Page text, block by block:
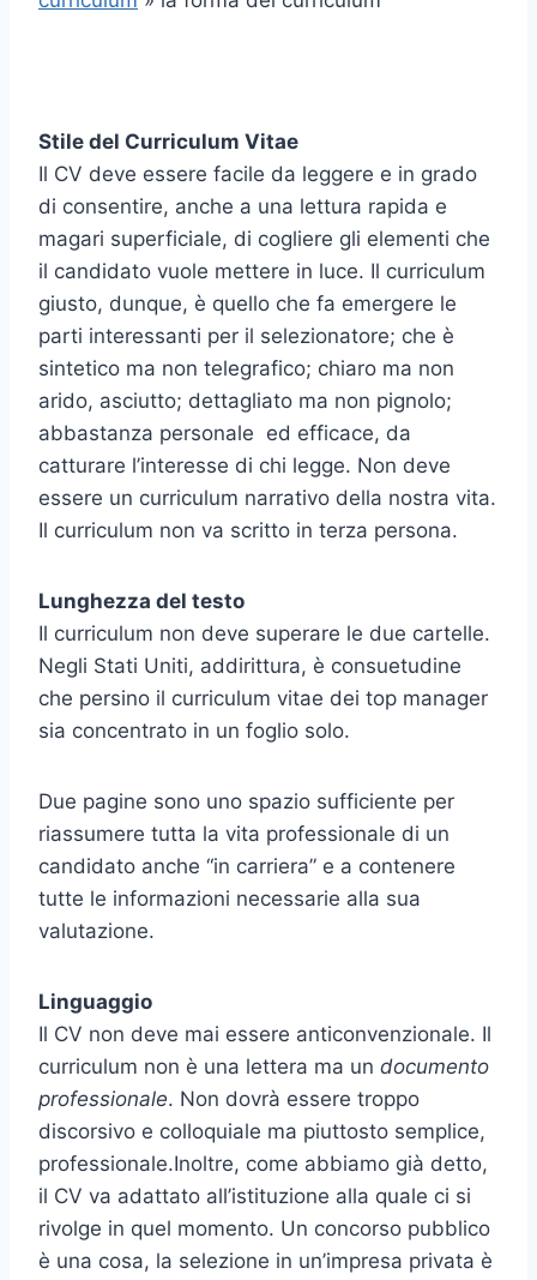
Stile del Curriculum Vitae
Il CV deve essere facile da leggere e in grado
di consentire, anche a una lettura rapida e
magari superficiale, di cogliere gli elementi che
il candidato vuole mettere in luce. Il curriculum
giusto, dunque, è quello che fa emergere le
parti interessanti per il selezionatore; che è
sintetico ma non telegrafico; chiaro ma non
arido, asciutto; dettagliato ma non pignolo;
abbastanza personale ed efficace, da
catturare l’interesse di chi legge. Non deve
essere un curriculum narrativo della nostra vita.
Il curriculum non va scritto in terza persona.
Lunghezza del testo
Il curriculum non deve superare le due cartelle.
Negli Stati Uniti, addirittura, è consuetudine
che persino il curriculum vitae dei top manager
sia concentrato in un foglio solo.
Due pagine sono uno spazio sufficiente per
riassumere tutta la vita professionale di un
candidato anche “in carriera” e a contenere
tutte le informazioni necessarie alla sua
valutazione.
Linguaggio
Il CV non deve mai essere anticonvenzionale. Il
curriculum non è una lettera ma un documento
professionale. Non dovrà essere troppo
discorsivo e colloquiale ma piuttosto semplice,
professionale.Inoltre, come abbiamo già detto,
il CV va adattato all’istituzione alla quale ci si
rivolge in quel momento. Un concorso pubblico
è una cosa, la selezione in un’impresa privata è